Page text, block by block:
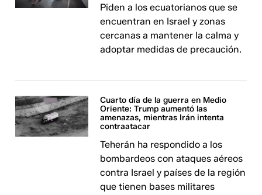
Piden a los ecuatorianos que se
encuentran en Israel y zonas
cercanas a mantener la calma y
adoptar medidas de precaución.
Cuarto día de la guerra en Medio
Oriente: Trump aumentó las
amenazas, mientras Irán intenta
contraatacar
Teherán ha respondido a los
bombardeos con ataques aéreos
contra Israel y países de la región
que tienen bases militares